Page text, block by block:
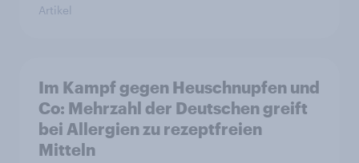
Artikel
Im Kampf gegen Heuschnupfen und
Co: Mehrzahl der Deutschen greift
bei Allergien zu rezeptfreien
Mitteln